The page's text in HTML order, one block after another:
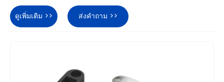
ดูเพิ่มเติม >> ส่งคำถาม >>